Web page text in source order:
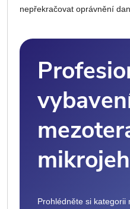
nepřekračovat oprávnění
Prohlédněte si kategorii